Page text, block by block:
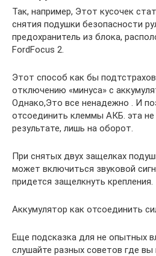
Так, например, Этот кусочек
снятия подушки безопасности
предохранитель из блока,
FordFocus 2.
Этот способ как бы
отключению «минуса» с
Однако,Это все ненадежно . И
отсоединить клеммы АКБ. эта
результате, лишь на оборот.
При снятых двух защелках
может включиться звуковой
придется защелкнуть крепления.
Аккумулятор как отсоединить
Еще подсказка для не опытных
слушайте разных советов где вы